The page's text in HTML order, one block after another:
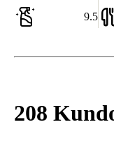
9.5
208